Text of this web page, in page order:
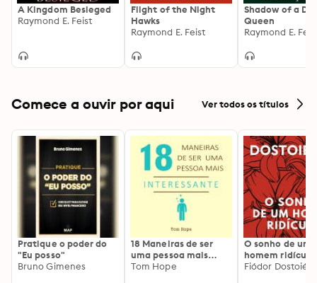
A Kingdom Besieged
Raymond E. Feist
Flight of the Night
Hawks
Raymond E. Feist
Shadow of a
Queen
Raymond E.
Comece a ouvir por aqui Ver todos os títulos
Pratique o poder do
"Eu posso"
Bruno Gimenes
18 Maneiras de ser
uma pessoa mais
interessante
Tom Hope
O sonho de um
homem ridículo
Fiódor